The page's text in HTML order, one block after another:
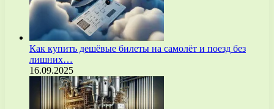
Как купить дешёвые билеты на самолёт и поезд без
лишних…
16.09.2025